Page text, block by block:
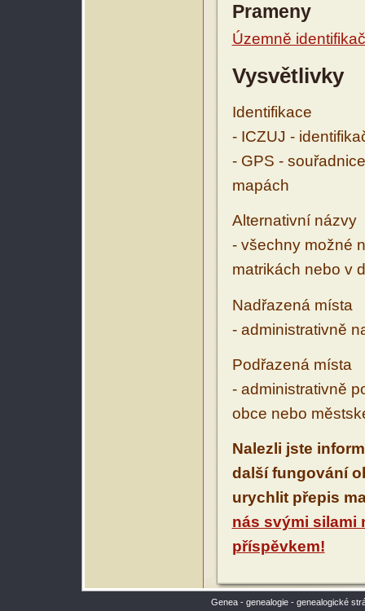
Prameny
Územně
Vysvětlivky
Identifikace
- ICZUJ -
- GPS -
mapách
Alternativní názvy
- všechny možné
matrikách nebo v
Nadřazená místa
- administrativně
Podřazená místa
- administrativně
obce nebo
Nalezli jste
další fungování
urychlit přepis
nás svými silami
příspěvkem!
Genea - genealogie - genealogické